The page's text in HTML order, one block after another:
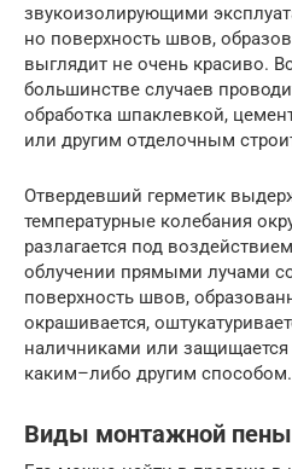
звукоизолирующими
но поверхность швов,
выглядит не очень красиво.
большинстве случаев
обработка шпаклевкой,
или другим отделочным
Отвердевший герметик
температурные колебания
разлагается под
облучении прямыми лучами
поверхность швов,
окрашивается,
наличниками или
каким–либо другим способом.
Виды монтажной пены